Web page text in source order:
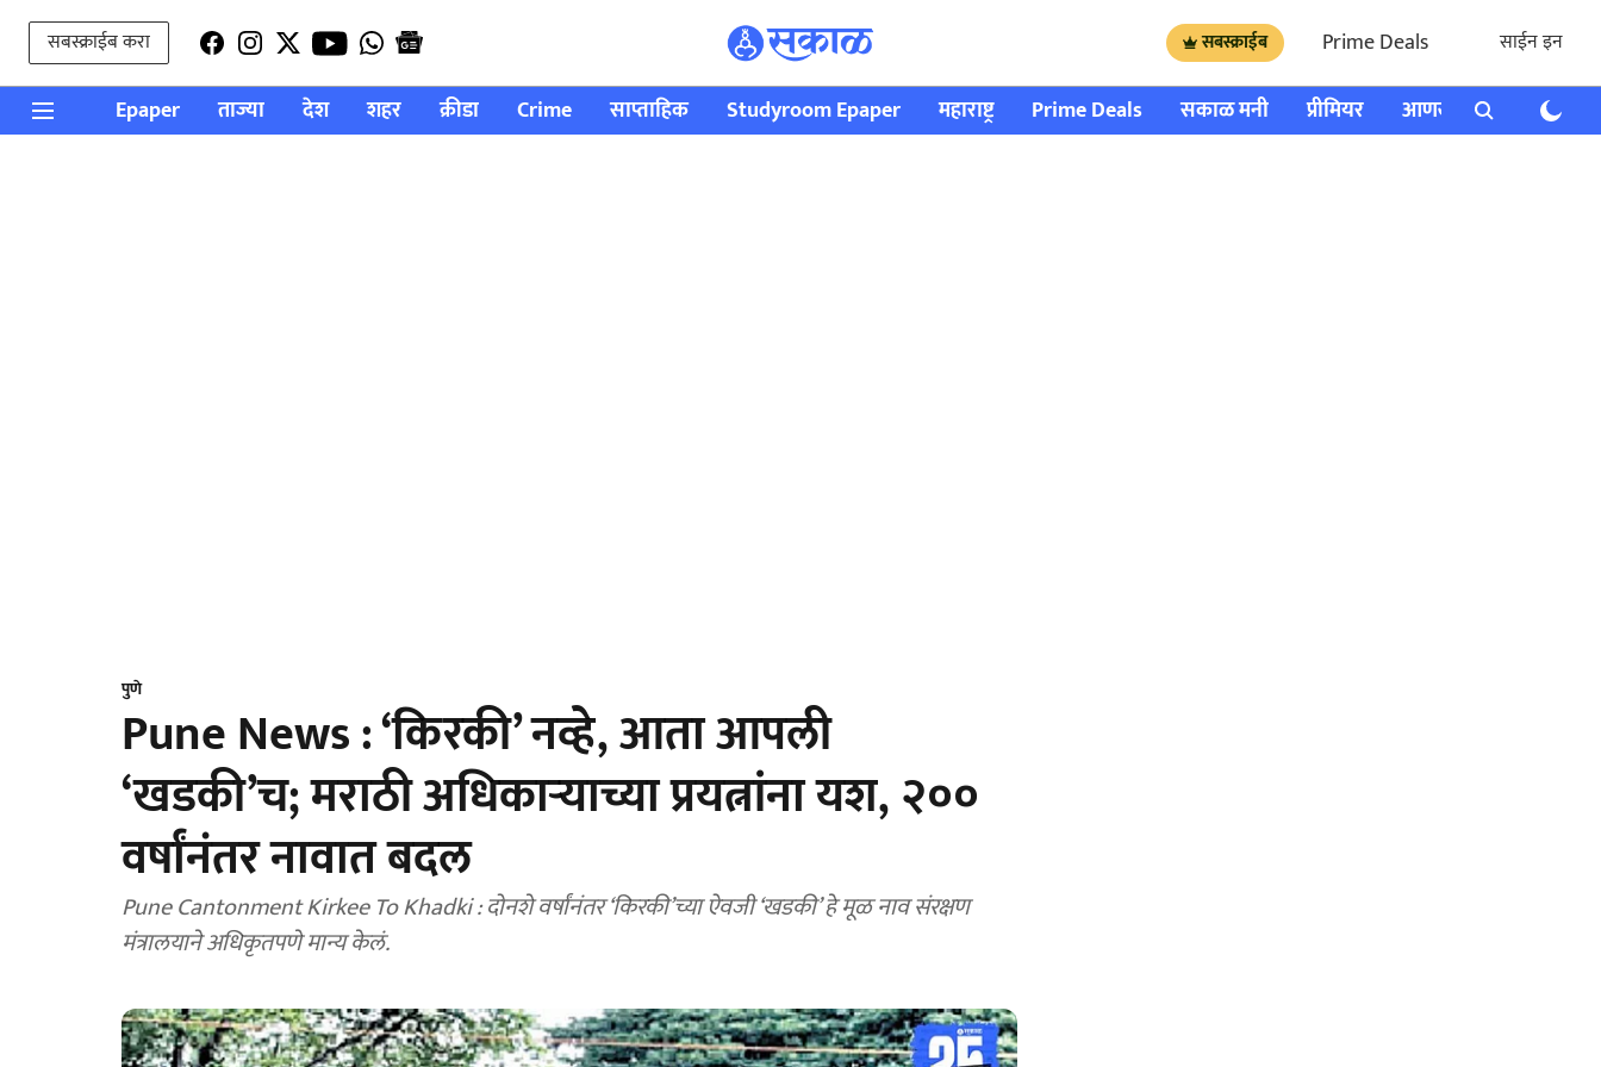
सबस्क्राईब करा सबस्क्राईब Prime Deals साईन इन
Epaper ताज्या देश शहर क्रीडा Crime साप्ताहिक Studyroom Epaper महाराष्ट्र Prime Deals सकाळ मनी प्रीमियर आणखी राशी भविष्य
पुणे
Pune News : ‘किरकी’ नव्हे, आता आपली
‘खडकी’च; मराठी अधिकाऱ्याच्या प्रयत्नांना यश, २००
वर्षांनंतर नावात बदल
Pune Cantonment Kirkee To Khadki : दोनशे वर्षांनंतर ‘किरकी’च्या ऐवजी ‘खडकी’ हे मूळ नाव संरक्षण
मंत्रालयाने अधिकृतपणे मान्य केलं.